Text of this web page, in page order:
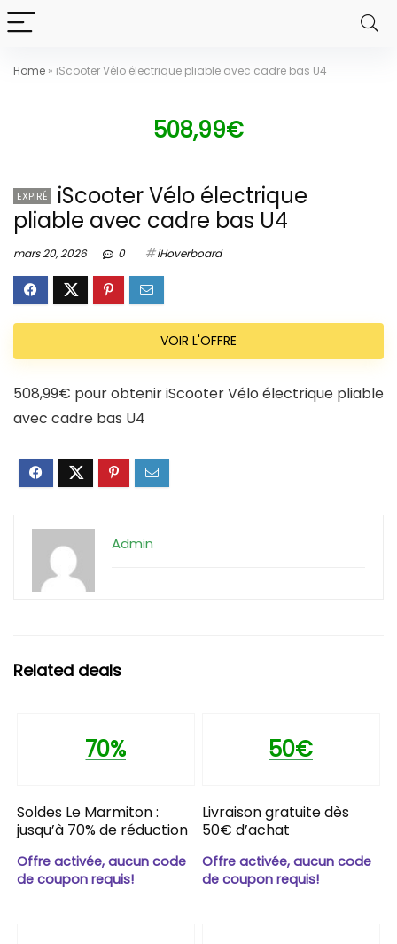
Home » iScooter Vélo électrique pliable avec cadre bas U4
508,99€
EXPIRÉ
iScooter Vélo électrique
pliable avec cadre bas U4
mars 20, 2026 0 iHoverboard
VOIR L'OFFRE
508,99€ pour obtenir iScooter Vélo électrique pliable
avec cadre bas U4
Admin
Related deals
70%
Soldes Le Marmiton :
jusqu’à 70% de réduction
Offre activée, aucun code
de coupon requis!
50€
Livraison gratuite dès
50€ d’achat
Offre activée, aucun code
de coupon requis!